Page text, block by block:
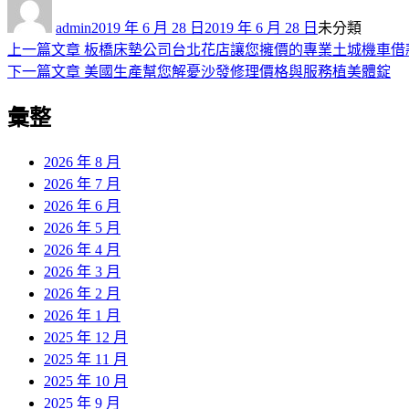
admin佈
日
期:
2019 年 6 月 28 日 2019 年 6 月 28 日 類
未分類
文
章
導
上一篇文章 上
一
板橋床墊公司台北花店讓您擁價的專業土城機車借
下一篇文章 下
章:
美國生產幫您解憂沙發修理價格與服務植美體錠
彙整
2026 年 8 月
2026 年 7 月
2026 年 6 月
2026 年 5 月
2026 年 4 月
2026 年 3 月
2026 年 2 月
2026 年 1 月
2025 年 12 月
2025 年 11 月
2025 年 10 月
2025 年 9 月